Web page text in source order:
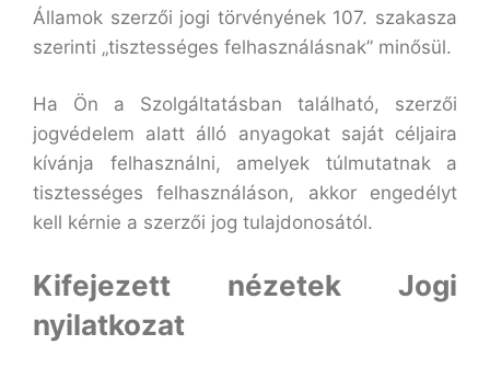
Államok szerzői jogi törvényének 107. szakasza
szerinti „tisztességes felhasználásnak” minősül.
Ha Ön a Szolgáltatásban található, szerzői
jogvédelem alatt álló anyagokat saját céljaira
kívánja felhasználni, amelyek túlmutatnak a
tisztességes felhasználáson, akkor engedélyt
kell kérnie a szerzői jog tulajdonosától.
Kifejezett nézetek Jogi
nyilatkozat